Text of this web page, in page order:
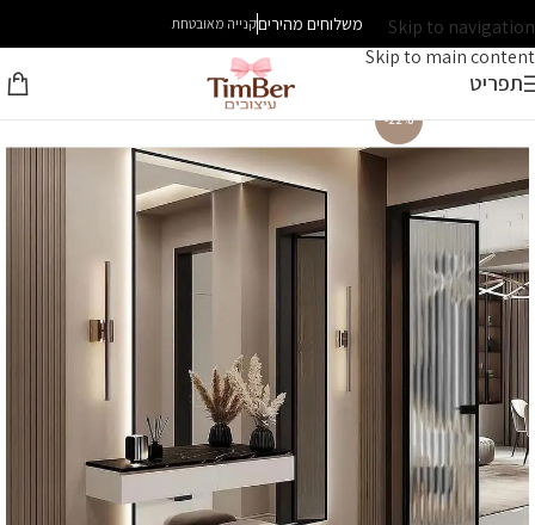
Skip to navigation
Skip to main content
משלוחים מהיריםקנייה מאובטחת
תפריט
-22%